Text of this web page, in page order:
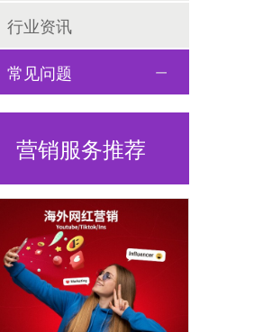
行业资讯
常见问题
营销服务推荐